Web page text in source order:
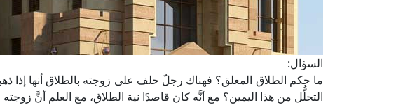
السؤال:
ما حكم الطلاق المعلق؟ فهناك رجلٌ حلف على زوجته بالطلاق أنها إذا
التحلُّل من هذا اليمين؟ مع أنَّه كان قاصدًا نية الطلاق، مع العلم أنَّ